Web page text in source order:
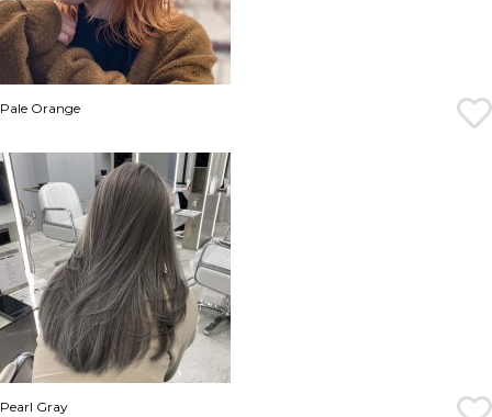
Pale Orange
Pearl Gray